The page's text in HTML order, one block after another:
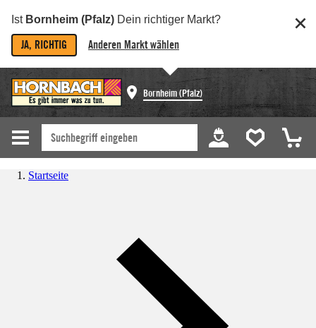
Ist Bornheim (Pfalz) Dein richtiger Markt?
JA, RICHTIG Anderen Markt wählen
Bornheim (Pfalz)
Startseite